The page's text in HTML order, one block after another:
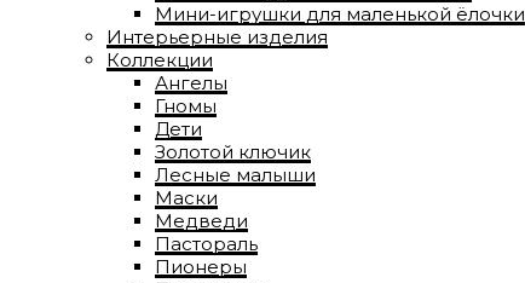
Мини-игрушки для маленькой ёлочки
Интерьерные изделия
Коллекции
Ангелы
Гномы
Дети
Золотой ключик
Лесные малыши
Маски
Медведи
Пастораль
Пионеры